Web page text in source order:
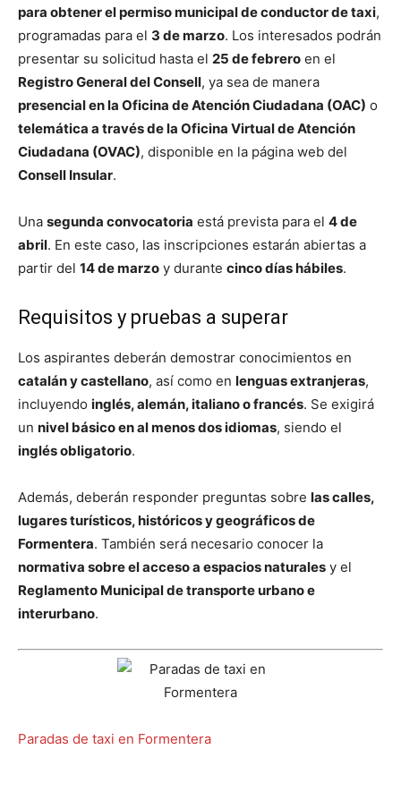
para obtener el permiso municipal de conductor de taxi,
programadas para el 3 de marzo. Los interesados podrán
presentar su solicitud hasta el 25 de febrero en el
Registro General del Consell, ya sea de manera
presencial en la Oficina de Atención Ciudadana (OAC) o
telemática a través de la Oficina Virtual de Atención
Ciudadana (OVAC), disponible en la página web del
Consell Insular.
Una segunda convocatoria está prevista para el 4 de
abril. En este caso, las inscripciones estarán abiertas a
partir del 14 de marzo y durante cinco días hábiles.
Requisitos y pruebas a superar
Los aspirantes deberán demostrar conocimientos en
catalán y castellano, así como en lenguas extranjeras,
incluyendo inglés, alemán, italiano o francés. Se exigirá
un nivel básico en al menos dos idiomas, siendo el
inglés obligatorio.
Además, deberán responder preguntas sobre las calles,
lugares turísticos, históricos y geográficos de
Formentera. También será necesario conocer la
normativa sobre el acceso a espacios naturales y el
Reglamento Municipal de transporte urbano e
interurbano.
Paradas de taxi en Formentera